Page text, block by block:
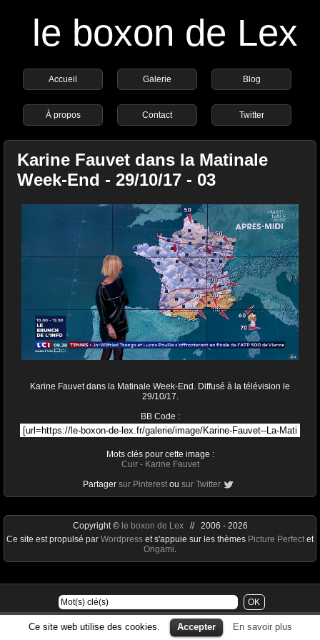
le boxon de Lex
Accueil Galerie Blog
À propos Contact Twitter
Karine Fauvet dans la Matinale
Week-End - 29/10/17 - 03
Karine Fauvet dans la Matinale Week-End. Diffusé à la télévision le
29/10/17.
BB Code :
Mots clés pour cette image :
Cuir- Karine Fauvet
Partager sur Pinterest ou sur Twitter
Ce site web utilise des cookies. Accepter En savoir plus
Copyright © le boxon de Lex// 2006 - 2026
Ce site est propulsé par Wordpress et s'appuie sur les thèmes Picture Perfect et
Origami.